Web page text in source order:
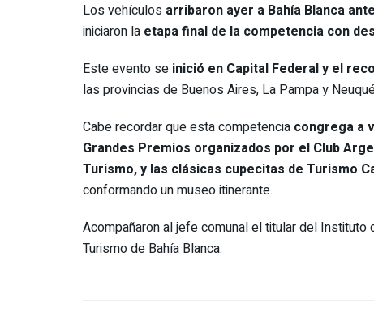
Los vehículos arribaron ayer a Bahía Blanca
iniciaron la etapa final de la competencia con
Este evento se inició en Capital Federal y el
las provincias de Buenos Aires, La Pampa y
Cabe recordar que esta competencia congrega a
Grandes Premios organizados por el Club
Turismo, y las clásicas cupecitas de Turismo
conformando un museo itinerante.
Acompañaron al jefe comunal el titular del Instituto
Turismo de Bahía Blanca.